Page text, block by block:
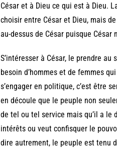
César et à Dieu ce qui est à Dieu.
choisir entre César et Dieu, mais
au-dessus de César puisque César
S’intéresser à César, le prendre au
besoin d’hommes et de femmes
s’engager en politique, c’est être
en découle que le peuple non
de tel ou tel service mais qu’il a
intérêts ou veut confisquer le
dire autrement, le peuple est tenu